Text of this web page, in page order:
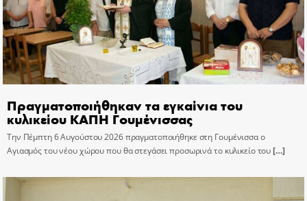
Πραγματοποιήθηκαν τα εγκαίνια του
κυλικείου ΚΑΠΗ Γουμένισσας
Την Πέμπτη 6 Αυγούστου 2026 πραγματοποιήθηκε στη Γουμένισσα ο
Αγιασμός του νέου χώρου που θα στεγάσει προσωρινά το κυλικείο του[…]